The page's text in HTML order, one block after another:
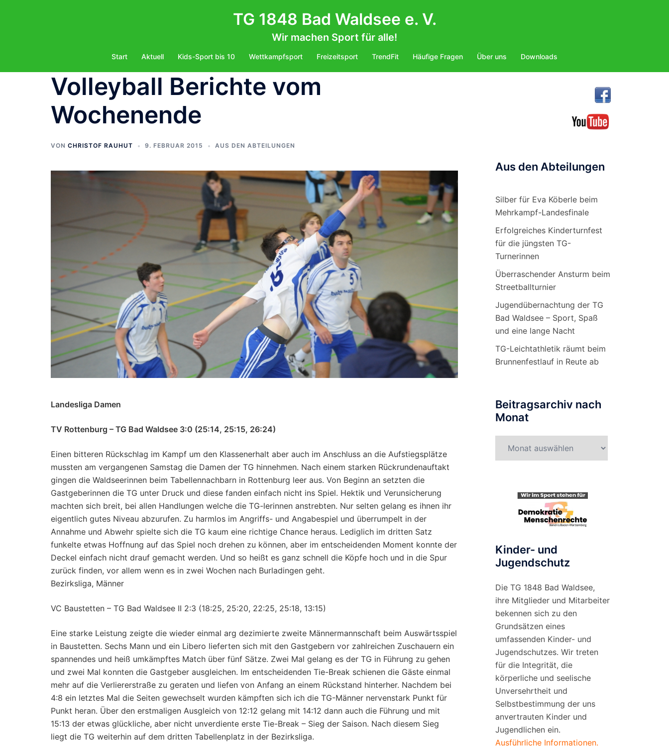
TG 1848 Bad Waldsee e. V.
Wir machen Sport für alle!
Start Aktuell Kids-Sport bis 10 Wettkampfsport Freizeitsport TrendFit Häufige Fragen Über uns Downloads
Volleyball Berichte vom
Wochenende
VON CHRISTOF RAUHUT 9. FEBRUAR 2015 AUS DEN ABTEILUNGEN
Landesliga Damen
TV Rottenburg – TG Bad Waldsee 3:0 (25:14, 25:15, 26:24)
Einen bitteren Rückschlag im Kampf um den Klassenerhalt aber auch im Anschluss an die Aufstiegsplätze
mussten am vergangenen Samstag die Damen der TG hinnehmen. Nach einem starken Rückrundenauftakt
gingen die Waldseerinnen beim Tabellennachbarn in Rottenburg leer aus. Von Beginn an setzten die
Gastgeberinnen die TG unter Druck und diese fanden einfach nicht ins Spiel. Hektik und Verunsicherung
machten sich breit, bei allen Handlungen welche die TG-lerinnen anstrebten. Nur selten gelang es ihnen ihr
eigentlich gutes Niveau abzurufen. Zu harmlos im Angriffs- und Angabespiel und überrumpelt in der
Annahme und Abwehr spielte sich die TG kaum eine richtige Chance heraus. Lediglich im dritten Satz
funkelte etwas Hoffnung auf das Spiel noch drehen zu können, aber im entscheidenden Moment konnte der
Deckel einfach nicht drauf gemacht werden. Und so heißt es ganz schnell die Köpfe hoch und in die Spur
zurück finden, vor allem wenn es in zwei Wochen nach Burladingen geht.
Bezirksliga, Männer
VC Baustetten – TG Bad Waldsee II 2:3 (18:25, 25:20, 22:25, 25:18, 13:15)
Eine starke Leistung zeigte die wieder einmal arg dezimierte zweite Männermannschaft beim Auswärtsspiel
in Baustetten. Sechs Mann und ein Libero lieferten sich mit den Gastgebern vor zahlreichen Zuschauern ein
spannendes und heiß umkämpftes Match über fünf Sätze. Zwei Mal gelang es der TG in Führung zu gehen
und zwei Mal konnten die Gastgeber ausgleichen. Im entscheidenden Tie-Break schienen die Gäste einmal
mehr auf die Verliererstraße zu geraten und liefen von Anfang an einem Rückstand hinterher. Nachdem bei
4:8 ein letztes Mal die Seiten gewechselt wurden kämpften sich ich die TG-Männer nervenstark Punkt für
Punkt heran. Über den erstmaligen Ausgleich von 12:12 gelang mit 14:12 dann auch die Führung und mit
15:13 der etwas glückliche, aber nicht unverdiente erste Tie-Break – Sieg der Saison. Nach diesem Sieg
liegt die TG weiterhin auf dem dritten Tabellenplatz in der Bezirksliga.
Aus den Abteilungen
Silber für Eva Köberle beim
Mehrkampf-Landesfinale
Erfolgreiches Kinderturnfest
für die jüngsten TG-
Turnerinnen
Überraschender Ansturm beim
Streetballturnier
Jugendübernachtung der TG
Bad Waldsee – Sport, Spaß
und eine lange Nacht
TG-Leichtathletik räumt beim
Brunnenfestlauf in Reute ab
Beitragsarchiv nach
Monat
nach
Kinder- und
Jugendschutz
Die TG 1848 Bad Waldsee,
ihre Mitglieder und Mitarbeiter
bekennen sich zu den
Grundsätzen eines
umfassenden Kinder- und
Jugendschutzes. Wir treten
für die Integrität, die
körperliche und seelische
Unversehrtheit und
Selbstbestimmung der uns
anvertrauten Kinder und
Jugendlichen ein.
Ausführliche Informationen.